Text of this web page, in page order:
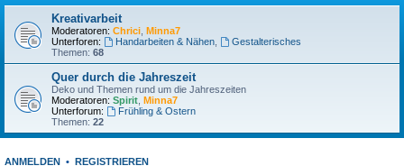
Kreativarbeit
Moderatoren: Chrici Minna7
Unterforen:
Handarbeiten & Nähen,
Gestalterisches
Themen: 68
Quer durch die Jahreszeit
Deko und Themen rund um die Jahreszeiten
Moderatoren: Spirit Minna7
Unterforum:
Frühling & Ostern
Themen: 22
ANMELDEN • REGISTRIEREN